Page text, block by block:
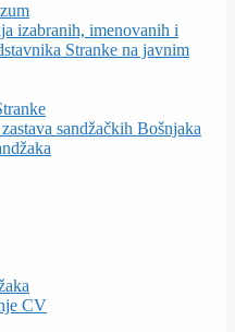
izabranih, imenovanih i
Stranke na javnim
sandžačkih Bošnjaka
CV